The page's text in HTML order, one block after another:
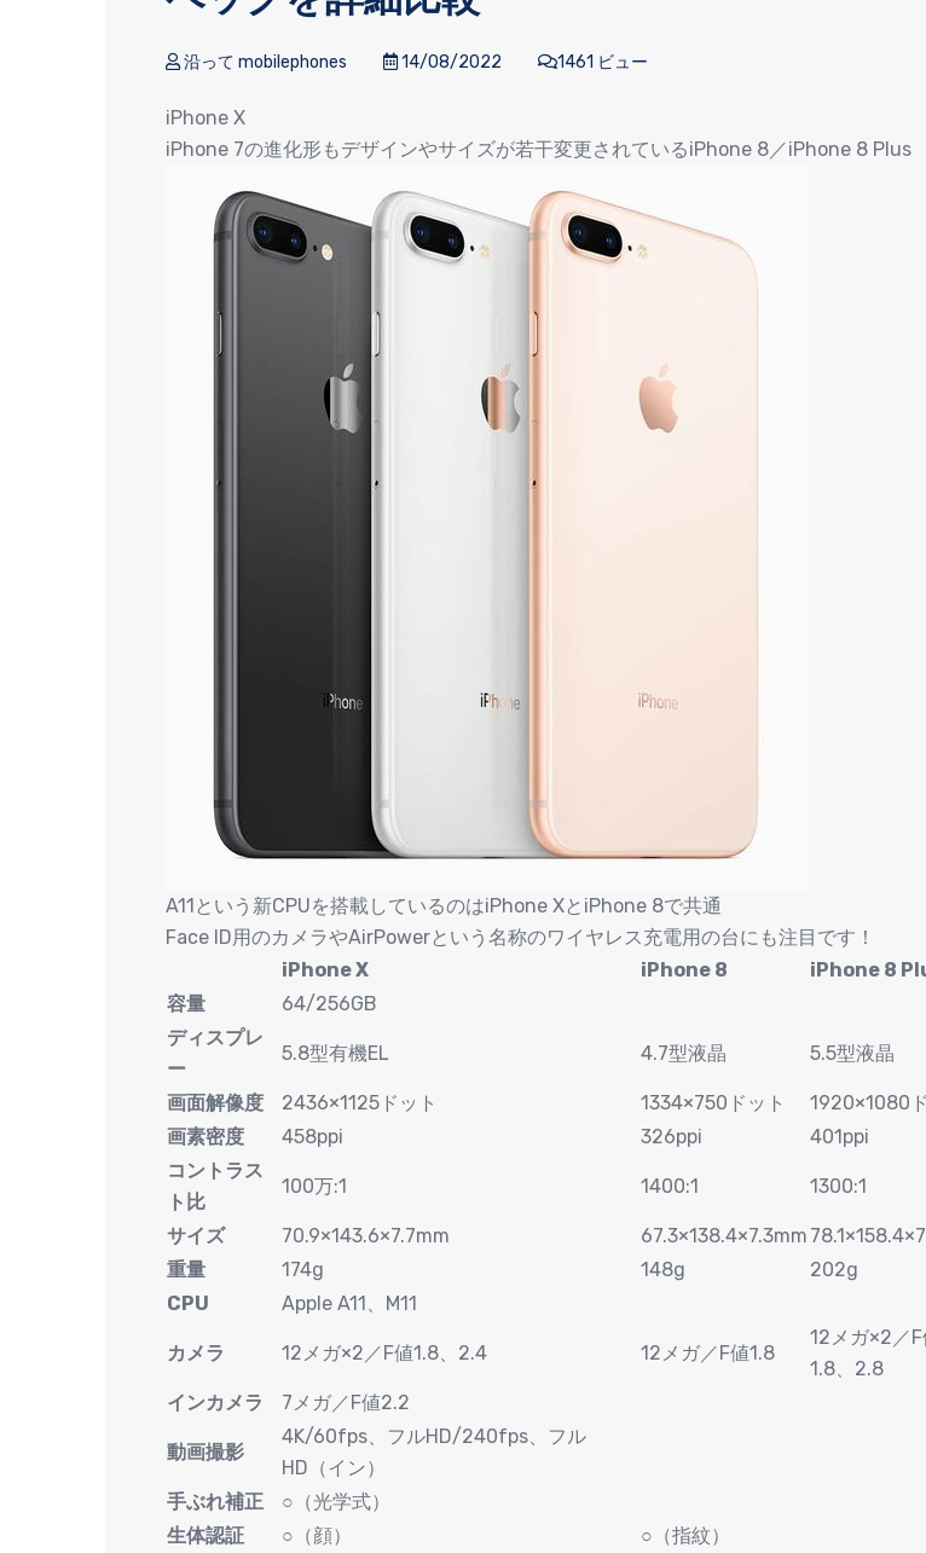
沿って mobilephones 14/08/2022 1461 ビュー
iPhone X
iPhone 7の進化形もデザインやサイズが若干変更されているiPhone 8／iPhone 8 Plus
A11という新CPUを搭載しているのはiPhone XとiPhone 8で共通
Face ID用のカメラやAirPowerという名称のワイヤレス充電用の台にも注目です！
iPhone X
iPhone 8
iPhone 8
容量
64/256GB
ディスプレ
ー
5.8型有機EL 4.7型液晶 5.5型液晶
画面解像度 2436×1125ドット 1334×750ドット
1920×1080
画素密度
458ppi 326ppi
401ppi
コントラス
ト比
100万:1 1400:1 1300:1
サイズ 70.9×143.6×7.7mm 67.3×138.4×7.3mm
重量
174g 148g
202g
CPU
Apple A11、M11
カメラ 12メガ×2／F値1.8、2.4 12メガ／F値1.8
12メガ×2／F
1.8、2.8
インカメラ
7メガ／F値2.2
動画撮影
4K/60fps、フルHD/240fps、フル
HD（イン）
手ぶれ補正
○（光学式）
生体認証
○（顔）
○（指紋）